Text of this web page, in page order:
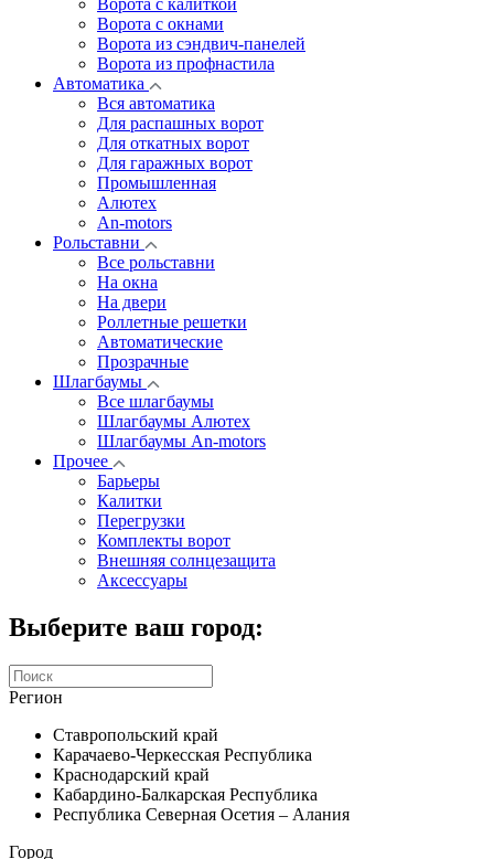
Ворота с калиткой
Ворота c окнами
Ворота из сэндвич-панелей
Ворота из профнастила
Автоматика
Вся автоматика
Для распашных ворот
Для откатных ворот
Для гаражных ворот
Промышленная
Алютех
An-motors
Рольставни
Все рольставни
На окна
На двери
Роллетные решетки
Автоматические
Прозрачные
Шлагбаумы
Все шлагбаумы
Шлагбаумы Алютех
Шлагбаумы An-motors
Прочее
Барьеры
Калитки
Перегрузки
Комплекты ворот
Внешняя солнцезащита
Аксессуары
Выберите ваш город:
Регион
Ставропольский край
Карачаево-Черкесская Республика
Краснодарский край
Кабардино-Балкарская Республика
Республика Северная Осетия – Алания
Город